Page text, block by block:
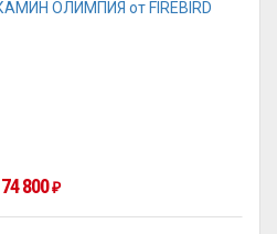
74 800₽